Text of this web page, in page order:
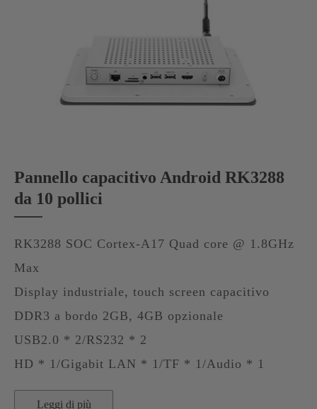
Pannello capacitivo Android RK3288
da 10 pollici
RK3288 SOC Cortex-A17 Quad core @ 1.8GHz
Max
Display industriale, touch screen capacitivo
DDR3 a bordo 2GB, 4GB opzionale
USB2.0 * 2/RS232 * 2
HD * 1/Gigabit LAN * 1/TF * 1/Audio * 1
Leggi di più